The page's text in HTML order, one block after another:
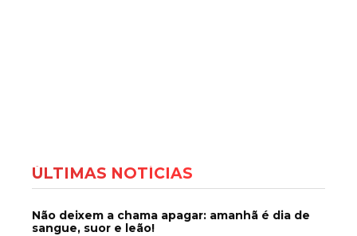
ÚLTIMAS NOTÍCIAS
Não deixem a chama apagar: amanhã é dia de
sangue, suor e leão!